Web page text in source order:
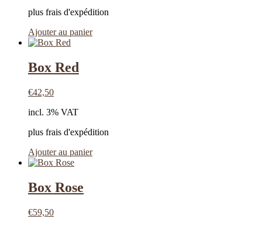
plus frais d'expédition
Ajouter au panier
Box Red
€42,50
incl. 3% VAT
plus frais d'expédition
Ajouter au panier
Box Rose
€59,50